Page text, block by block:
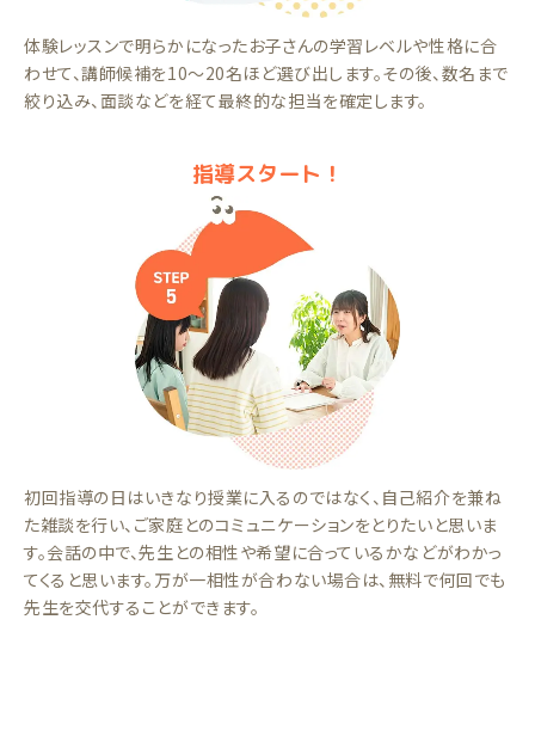
体験レッスンで明らかになったお子さんの学習レベルや性格に合
わせて、講師候補を10～20名ほど選び出します。その後、数名まで
絞り込み、面談などを経て最終的な担当を確定します。
指導スタート！
初回指導の日はいきなり授業に入るのではなく、自己紹介を兼ね
た雑談を行い、ご家庭とのコミュニケーションをとりたいと思いま
す。会話の中で、先生との相性や希望に合っているかなどがわかっ
てくると思います。万が一相性が合わない場合は、無料で何回でも
先生を交代することができます。